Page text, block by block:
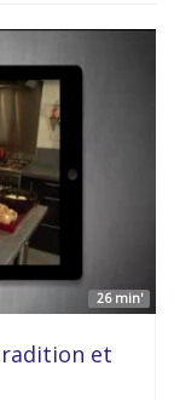
26 min'
et